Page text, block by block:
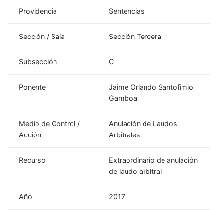
Providencia Sentencias
Sección / Sala Sección Tercera
Subsección C
Ponente
Jaime Orlando Santofimio
Gamboa
Medio de Control /
Acción
Anulación de Laudos
Arbitrales
Recurso
Extraordinario de anulación
de laudo arbitral
Año 2017